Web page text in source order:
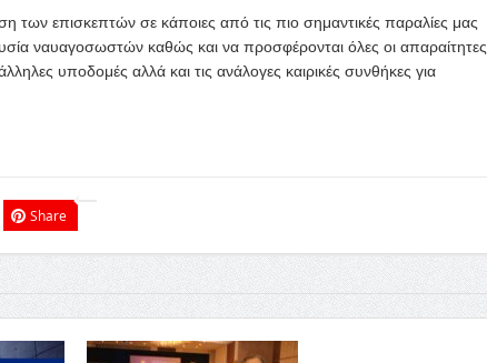
των επισκεπτών σε κάποιες από τις πιο σημαντικές παραλίες μας
ναυαγοσωστών καθώς και να προσφέρονται όλες οι απαραίτητες
υποδομές αλλά και τις ανάλογες καιρικές συνθήκες για
Share